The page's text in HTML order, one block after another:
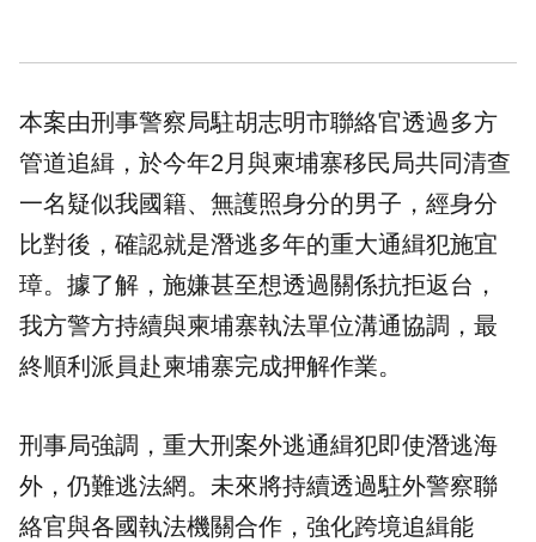
本案由刑事警察局駐胡志明市聯絡官透過多方
管道追緝，於今年2月與柬埔寨移民局共同清查
一名疑似我國籍、無護照身分的男子，經身分
比對後，確認就是潛逃多年的重大通緝犯施宜
璋。據了解，施嫌甚至想透過關係抗拒返台，
我方警方持續與柬埔寨執法單位溝通協調，最
終順利派員赴柬埔寨完成押解作業。
刑事局強調，重大刑案外逃通緝犯即使潛逃海
外，仍難逃法網。未來將持續透過駐外警察聯
絡官與各國執法機關合作，強化跨境追緝能